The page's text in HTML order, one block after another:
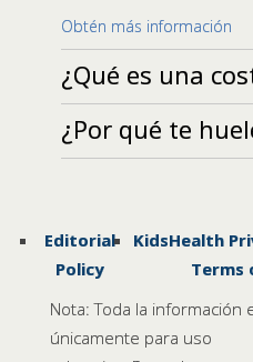
Obtén más información
¿Qué es una
¿Por qué te
Editorial
Policy
KidsHealth
Terms
Nota: Toda la información
únicamente para uso